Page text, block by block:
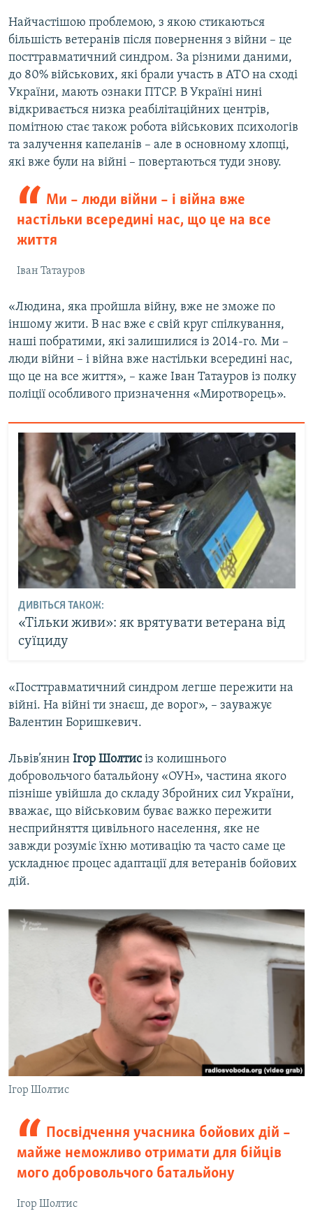
Найчастішою проблемою, з якою стикаються
більшість ветеранів після повернення з війни – це
посттравматичний синдром. За різними даними,
до 80% військових, які брали участь в АТО на сході
України, мають ознаки ПТСР. В Україні нині
відкривається низка реабілітаційних центрів,
помітною стає також робота військових психологів
та залучення капеланів – але в основному хлопці,
які вже були на війні – повертаються туди знову.
Ми – люди війни – і війна вже
настільки всередині нас, що це на все
життя
Іван Татауров
«Людина, яка пройшла війну, вже не зможе по
іншому жити. В нас вже є свій круг спілкування,
наші побратими, які залишилися із 2014-го. Ми –
люди війни – і війна вже настільки всередині нас,
що це на все життя», – каже Іван Татауров із полку
поліції особливого призначення «Миротворець».
ДИВІТЬСЯ ТАКОЖ:
«Тільки живи»: як врятувати ветерана від
суїциду
«Посттравматичний синдром легше пережити на
війні. На війні ти знаєш, де ворог», – зауважує
Валентин Боришкевич.
Львів’янин Ігор Шолтисіз колишнього
добровольчого батальйону «ОУН», частина якого
пізніше увійшла до складу Збройних сил України,
вважає, що військовим буває важко пережити
несприйняття цивільного населення, яке не
завжди розуміє їхню мотивацію та часто саме це
ускладнює процес адаптації для ветеранів бойових
дій.
Ігор Шолтис
Посвідчення учасника бойових дій –
майже неможливо отримати для бійців
мого добровольчого батальйону
Ігор Шолтис